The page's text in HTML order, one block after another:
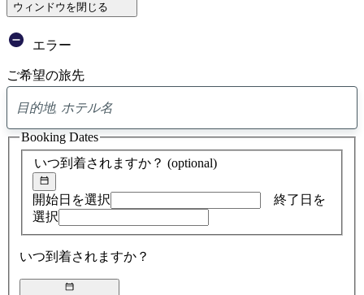
ウィンドウを閉じる
エラー
ご希望の旅先
ア
ド
バ
イ
検
索
いつ到着されますか？ (optional)
開始日を選択
終了日を
選択
いつ到着されますか？
Booking Dates